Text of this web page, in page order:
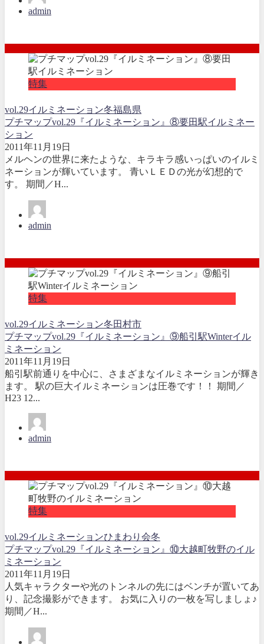
admin
特集
vol.29イルミネーション冬福島県
プチマップvol.29『イルミネーション』⑧要田駅イルミネー
ション
2011年11月19日
メルヘンの世界に来たような、キラキラ感いっぱいのイルミ
ネーションが輝いています。 青いＬＥＤの光が幻想的で
す。 期間／H...
admin
特集
vol.29イルミネーション冬田村市
プチマップvol.29『イルミネーション』⑨船引駅Winterイル
ミネーション
2011年11月19日
船引駅前通りを中心に、さまざまなイルミネーションが輝き
ます。 駅の巨大イルミネーションは圧巻です！！ 期間／
H23 12...
admin
特集
vol.29イルミネーションひまわり会冬
プチマップvol.29『イルミネーション』⑩大越町牧野のイル
ミネーション
2011年11月19日
人気キャラクターや光のトンネルの先にはベンチが置いてあ
り、記念撮影ができます。 お気に入りの一枚を写しましょ♪
期間／H...